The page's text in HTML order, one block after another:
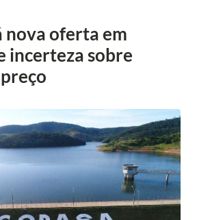
nova oferta em
incerteza sobre